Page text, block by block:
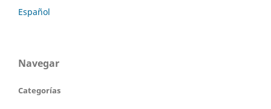
Español
Navegar
Categorías